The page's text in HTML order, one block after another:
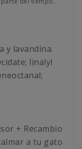
y lavandina.
linalyl
+ Recambio
a tu gato